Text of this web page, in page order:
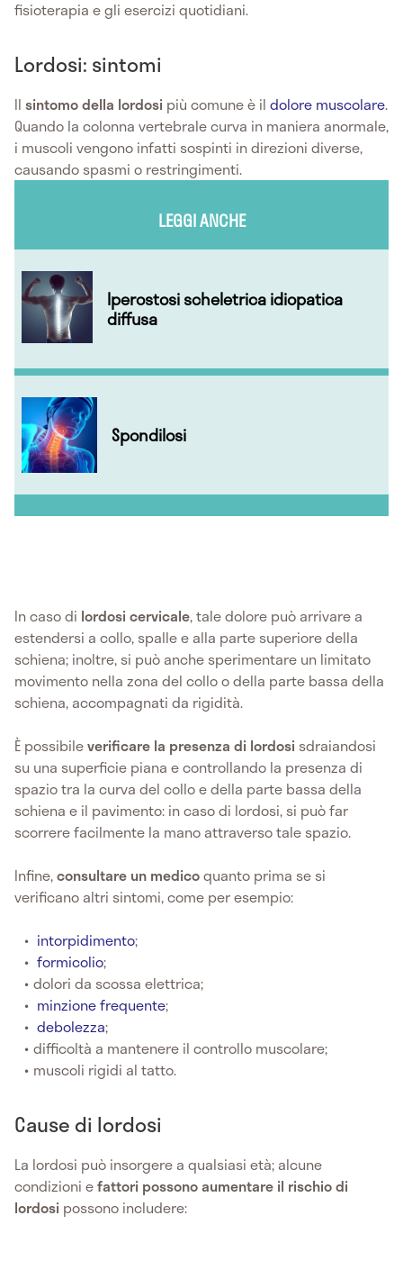
fisioterapia e gli esercizi quotidiani.
Lordosi: sintomi
Il sintomo della lordosi più comune è il dolore muscolare.
Quando la colonna vertebrale curva in maniera anormale,
i muscoli vengono infatti sospinti in direzioni diverse,
causando spasmi o restringimenti.
LEGGI ANCHE
Iperostosi scheletrica idiopatica
diffusa
Spondilosi
In caso di lordosi cervicale, tale dolore può arrivare a
estendersi a collo, spalle e alla parte superiore della
schiena; inoltre, si può anche sperimentare un limitato
movimento nella zona del collo o della parte bassa della
schiena, accompagnati da rigidità.
È possibileverificare la presenza di lordosi sdraiandosi
su una superficie piana e controllando la presenza di
spazio tra la curva del collo e della parte bassa della
schiena e il pavimento: in caso di lordosi, si può far
scorrere facilmente la mano attraverso tale spazio.
Infine,consultare un medicoquanto prima se si
verificano altri sintomi, come per esempio:
intorpidimento;
formicolio;
dolori da scossa elettrica;
minzione frequente;
debolezza;
difficoltà a mantenere il controllo muscolare;
muscoli rigidi al tatto.
Cause di lordosi
La lordosi può insorgere a qualsiasi età; alcune
condizioni efattori possono aumentare il rischio di
lordosi possono includere: